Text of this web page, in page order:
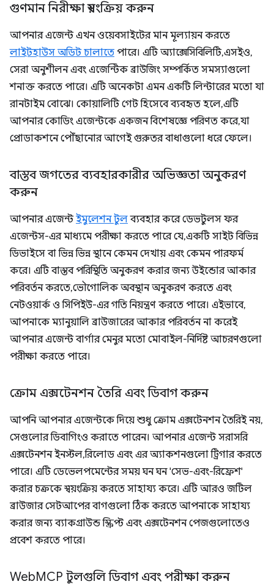
গুণমান নিরীক্ষা স্বয়ংক্রিয় করুন
আপনার এজেন্ট এখন ওয়েবসাইটের মান মূল্যায়ন করতে
লাইটহাউস অডিট চালাতে পারে। এটি অ্যাক্সেসিবিলিটি, এসইও,
সেরা অনুশীলন এবং এজেন্টিক ব্রাউজিং সম্পর্কিত সমস্যাগুলো
শনাক্ত করতে পারে। এটি অনেকটা এমন একটি লিন্টারের মতো যা
রানটাইম বোঝে। কোয়ালিটি গেট হিসেবে ব্যবহৃত হলে, এটি
আপনার কোডিং এজেন্টকে একজন বিশেষজ্ঞে পরিণত করে, যা
প্রোডাকশনে পৌঁছানোর আগেই গুরুতর বাধাগুলো ধরে ফেলে।
বাস্তব জগতের ব্যবহারকারীর অভিজ্ঞতা অনুকরণ
করুন
আপনার এজেন্টইমুলেশন টুলব্যবহার করে ডেভটুলস ফর
এজেন্টস-এর মাধ্যমে পরীক্ষা করতে পারে যে, একটি সাইট বিভিন্ন
ডিভাইসে বা ভিন্ন ভিন্ন স্থানে কেমন দেখায় এবং কেমন পারফর্ম
করে। এটি বাস্তব পরিস্থিতি অনুকরণ করার জন্য উইন্ডোর আকার
পরিবর্তন করতে, ভৌগোলিক অবস্থান অনুকরণ করতে এবং
নেটওয়ার্ক ও সিপিইউ-এর গতি নিয়ন্ত্রণ করতে পারে। এইভাবে,
আপনাকে ম্যানুয়ালি ব্রাউজারের আকার পরিবর্তন না করেই
আপনার এজেন্ট বার্গার মেনুর মতো মোবাইল-নির্দিষ্ট আচরণগুলো
পরীক্ষা করতে পারে।
ক্রোম এক্সটেনশন তৈরি এবং ডিবাগ করুন
আপনি আপনার এজেন্টকে দিয়ে শুধু ক্রোম এক্সটেনশন তৈরিই নয়,
সেগুলোর ডিবাগিংও করাতে পারেন। আপনার এজেন্ট সরাসরি
এক্সটেনশন ইনস্টল, রিলোড এবং এর অ্যাকশনগুলো ট্রিগার করতে
পারে। এটি ডেভেলপমেন্টের সময় ঘন ঘন 'সেভ-এবং-রিফ্রেশ'
করার চক্রকে স্বয়ংক্রিয় করতে সাহায্য করে। এটি আরও জটিল
ব্রাউজার সেটআপের বাগগুলো ঠিক করতে আপনাকে সাহায্য
করার জন্য ব্যাকগ্রাউন্ড স্ক্রিপ্ট এবং এক্সটেনশন পেজগুলোতেও
প্রবেশ করতে পারে।
WebMCP টুলগুলি ডিবাগ এবং পরীক্ষা করুন